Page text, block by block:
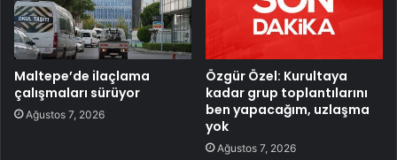
Maltepe’de ilaçlama
çalışmaları sürüyor
Ağustos 7, 2026
Özgür Özel: Kurultaya
kadar grup toplantılarını
ben yapacağım, uzlaşma
yok
Ağustos 7, 2026